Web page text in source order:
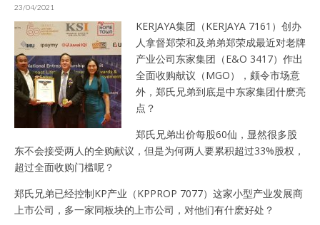
23/04/2021
KERJAYA集团（KERJAYA 7161）创办
人拿督郑荣和及弟弟郑荣成最近对老牌
产业公司东家集团（E&O 3417）作出
全面收购献议（MGO），颇令市场意
外，郑氏兄弟到底是中东家集团什麽亮
点？
郑氏兄弟出价每股60仙，显然很多股
东不会接受两人的全购献议，但是为何两人要累积超过33%股权，
超过全面收购门槛呢？
郑氏兄弟已经控制KP产业（KPPROP 7077）这家小型产业发展商
上市公司，多一家同板块的上市公司，对他们有什麽好处？